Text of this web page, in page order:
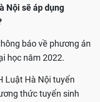
Nội sẽ áp dụng
báo về phương án
học năm 2022.
Luật Hà Nội tuyển
thức tuyển sinh